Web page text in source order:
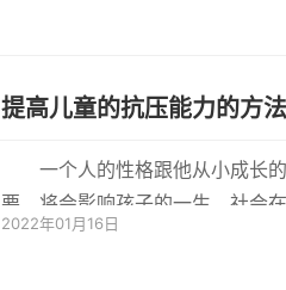
提高儿童的抗压能力的方法
一个人的性格跟他从小成长
要，将会影响孩子的一生。社会
面的压力也...
2022年01月16日